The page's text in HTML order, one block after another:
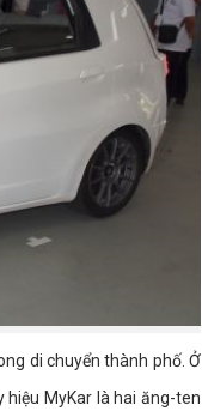
di chuyển thành phố. Ở
hiệu MyKar là hai ăng-ten